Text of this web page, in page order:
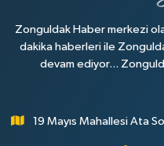
Zonguldak Haber merkezi
dakika haberleri ile
devam ediyor...
19 Mayıs Mahallesi Ata